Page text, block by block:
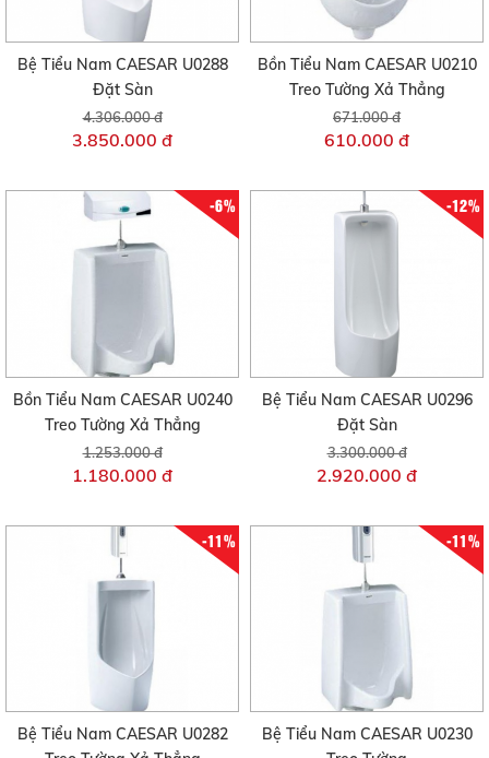
Bệ Tiểu Nam CAESAR U0288
Đặt Sàn
4.306.000 đ
3.850.000 đ
Bồn Tiểu Nam CAESAR U0210
Treo Tường Xả Thẳng
671.000 đ
610.000 đ
-6%
Bồn Tiểu Nam CAESAR U0240
Treo Tường Xả Thẳng
1.253.000 đ
1.180.000 đ
-12%
Bệ Tiểu Nam CAESAR U0296
Đặt Sàn
3.300.000 đ
2.920.000 đ
-11%
Bệ Tiểu Nam CAESAR U0282
-11%
Bệ Tiểu Nam CAESAR U0230